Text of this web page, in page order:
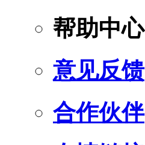
帮助中心
意见反馈
合作伙伴